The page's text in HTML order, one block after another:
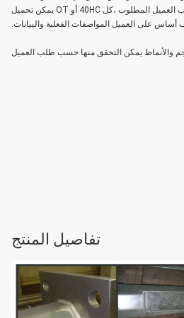
على أي حال أيضا يمكن أن تتبع حسب العميل المطلوب ،كل 40HC أو OT يمكن تحميل
على العميل المواصفات الفعلية والبيانات.
والأنماط يمكن التحقق منها حسب طلب العميل
تفاصيل المنتج